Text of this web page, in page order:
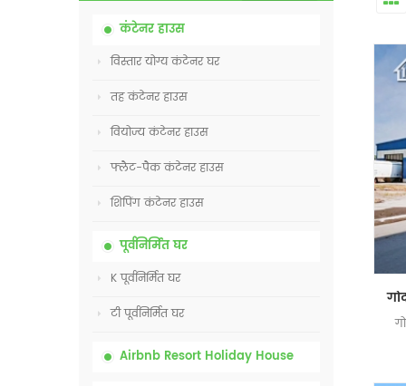
कंटेनर हाउस
विस्तार योग्य कंटेनर घर
तह कंटेनर हाउस
वियोज्य कंटेनर हाउस
फ्लैट-पैक कंटेनर हाउस
शिपिंग कंटेनर हाउस
पूर्वनिर्मित घर
K पूर्वनिर्मित घर
टी पूर्वनिर्मित घर
Airbnb Resort Holiday House